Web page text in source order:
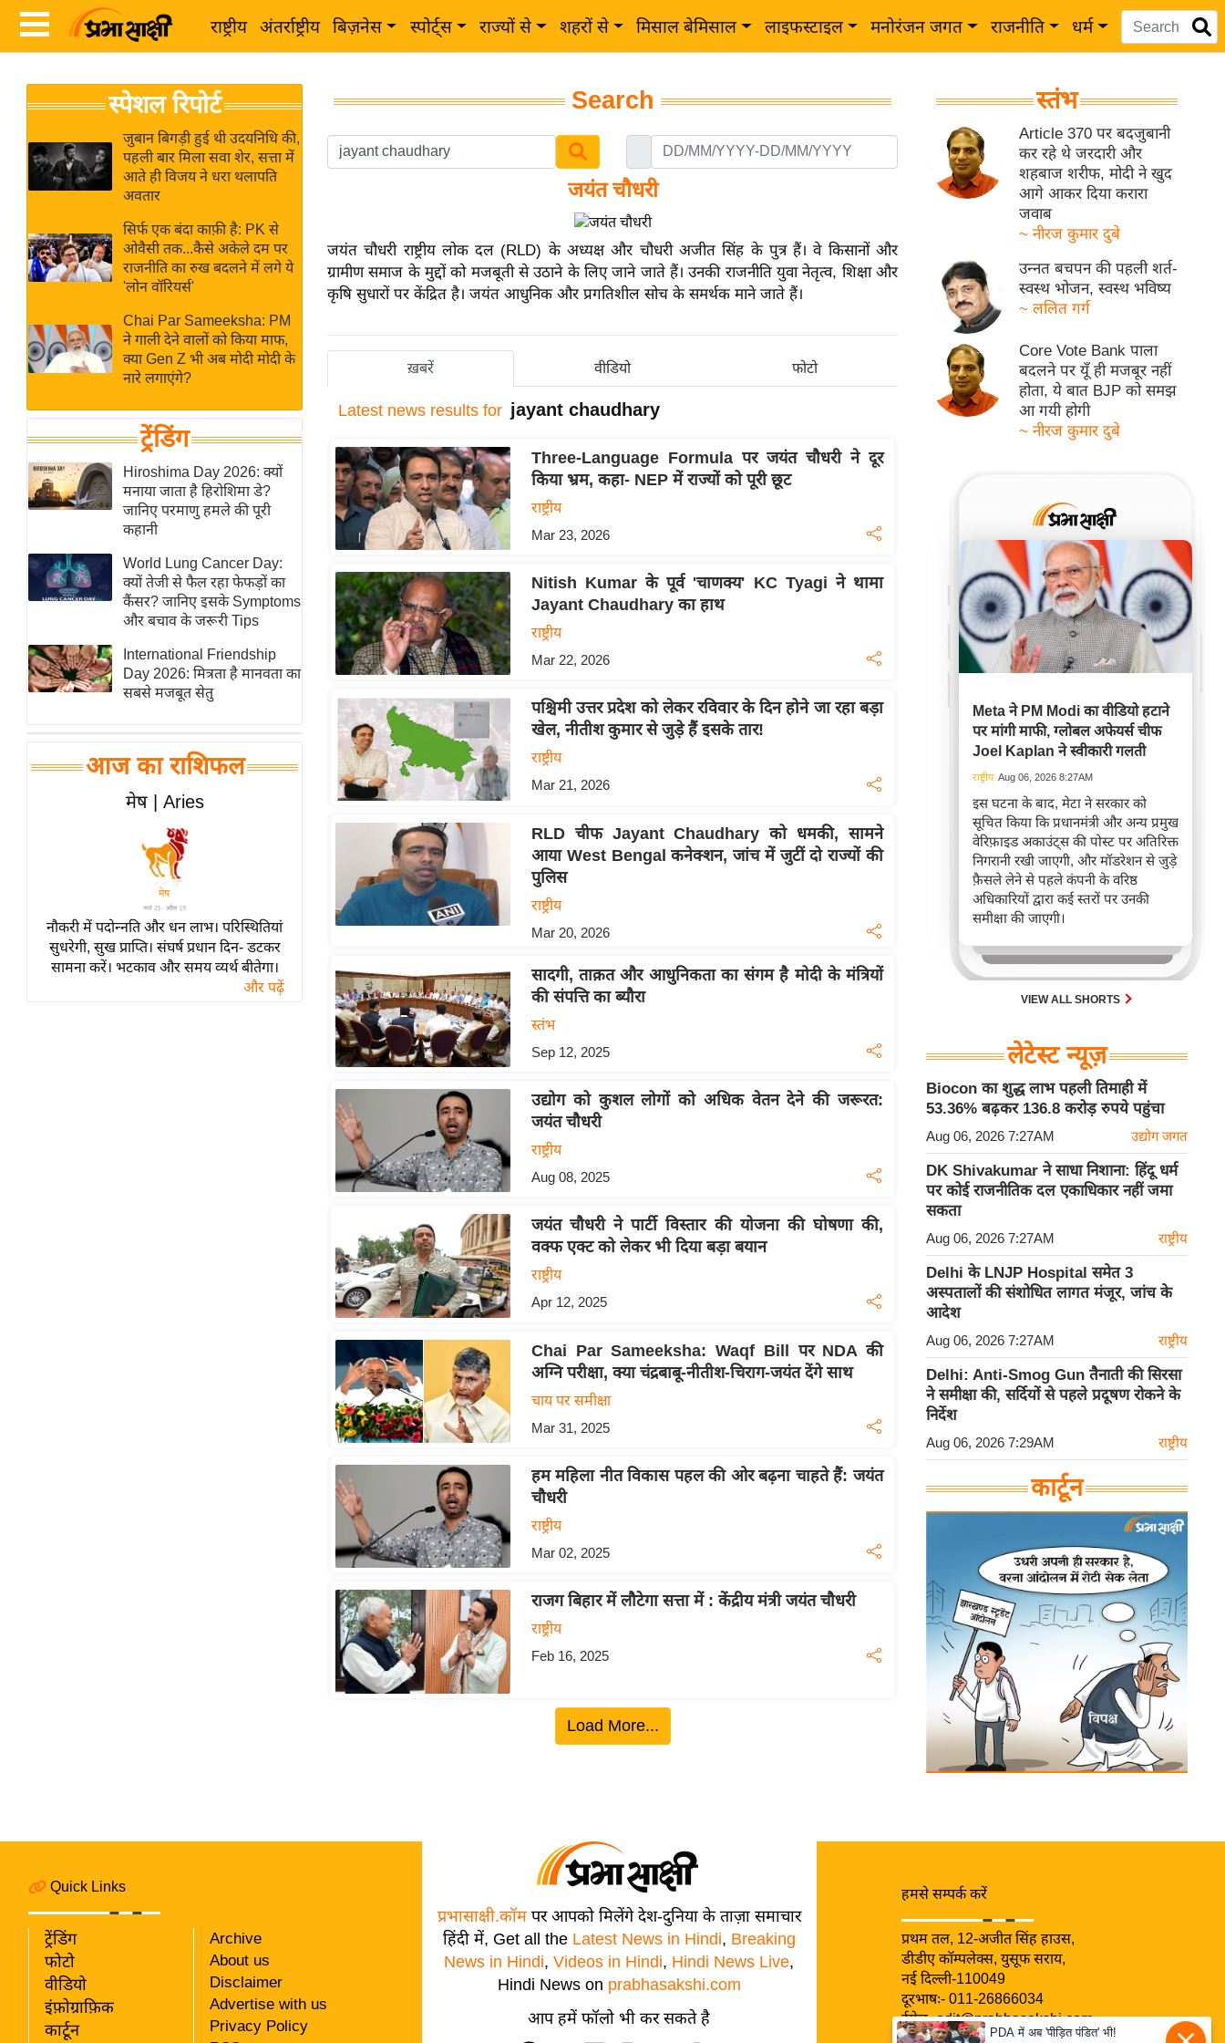
राष्ट्रीय अंतर्राष्ट्रीय बिज़नेस स्पोर्ट्स राज्यों से शहरों से मिसाल बेमिसाल लाइफस्टाइल मनोरंजन जगत राजनीति धर्म
News
Hindi
News
Live
News in
Hindi
Hindi
News
Hindi
ख
ब
अंतर्राष्ट्रीय
बिज़नेस
जगत
विशेषज्ञ
बजट
खेल
क्रिकेट
IPL
ई-पेपर
मिसाल बेमिसाल
यंग इंडिया
साहित्य जगत
न्यूज ब्रीफ
मनोरंजन जगत
बॉलीवुड
फिल्म समीक्षा
लाइफस्टाइल
टेक्नॉलॉजी
विधानसभा
चुनाव
फोटो
वीडियो
स्पेशल रिपोर्ट
जुबान बिगड़ी हुई थी उदयनिधि की,
पहली बार मिला सवा शेर, सत्ता में
आते ही विजय ने धरा थलापति
अवतार
सिर्फ एक बंदा काफ़ी है: PK से
ओवैसी तक...कैसे अकेले दम पर
राजनीति का रुख बदलने में लगे ये
'लोन वॉरियर्स'
Chai Par Sameeksha: PM
ने गाली देने वालों को किया माफ,
क्या Gen Z भी अब मोदी मोदी के
नारे लगाएंगे?
ट्रेंडिंग
Hiroshima Day 2026: क्यों
मनाया जाता है हिरोशिमा डे?
जानिए परमाणु हमले की पूरी
कहानी
World Lung Cancer Day:
क्यों तेजी से फैल रहा फेफड़ों का
कैंसर? जानिए इसके Symptoms
और बचाव के जरूरी Tips
International Friendship
Day 2026: मित्रता है मानवता का
सबसे मजबूत सेतु
आज का राशिफल
मेष | Aries
नौकरी में पदोन्नति और धन लाभ। परिस्थितियां
सुधरेगी, सुख प्राप्ति। संघर्ष प्रधान दिन- डटकर
सामना करें। भटकाव और समय व्यर्थ बीतेगा।
और पढ़ें
Search
जयंत चौधरी
जयंत चौधरी राष्ट्रीय लोक दल (RLD) के अध्यक्ष और चौधरी अजीत सिंह के पुत्र हैं। वे किसानों और
ग्रामीण समाज के मुद्दों को मजबूती से उठाने के लिए जाने जाते हैं। उनकी राजनीति युवा नेतृत्व, शिक्षा और
कृषि सुधारों पर केंद्रित है। जयंत आधुनिक और प्रगतिशील सोच के समर्थक माने जाते हैं।
ख़बरें वीडियो फोटो
Latest news results for jayant chaudhary
Three-Language Formula पर जयंत चौधरी ने दूर
किया भ्रम, कहा- NEP में राज्यों को पूरी छूट
राष्ट्रीय
Mar 23, 2026
Nitish Kumar के पूर्व 'चाणक्य' KC Tyagi ने थामा
Jayant Chaudhary का हाथ
राष्ट्रीय
Mar 22, 2026
पश्चिमी उत्तर प्रदेश को लेकर रविवार के दिन होने जा रहा बड़ा
खेल, नीतीश कुमार से जुड़े हैं इसके तार!
राष्ट्रीय
Mar 21, 2026
RLD चीफ Jayant Chaudhary को धमकी, सामने
आया West Bengal कनेक्शन, जांच में जुटीं दो राज्यों की
पुलिस
राष्ट्रीय
Mar 20, 2026
सादगी, ताक़त और आधुनिकता का संगम है मोदी के मंत्रियों
की संपत्ति का ब्यौरा
स्तंभ
Sep 12, 2025
उद्योग को कुशल लोगों को अधिक वेतन देने की जरूरत:
जयंत चौधरी
राष्ट्रीय
Aug 08, 2025
जयंत चौधरी ने पार्टी विस्तार की योजना की घोषणा की,
वक्फ एक्ट को लेकर भी दिया बड़ा बयान
राष्ट्रीय
Apr 12, 2025
Chai Par Sameeksha: Waqf Bill पर NDA की
अग्नि परीक्षा, क्या चंद्रबाबू-नीतीश-चिराग-जयंत देंगे साथ
चाय पर समीक्षा
Mar 31, 2025
हम महिला नीत विकास पहल की ओर बढ़ना चाहते हैं: जयंत
चौधरी
राष्ट्रीय
Mar 02, 2025
राजग बिहार में लौटेगा सत्ता में : केंद्रीय मंत्री जयंत चौधरी
राष्ट्रीय
Feb 16, 2025
Load More...
स्तंभ
Article 370 पर बदजुबानी
कर रहे थे जरदारी और
शहबाज शरीफ, मोदी ने खुद
आगे आकर दिया करारा
जवाब
~ नीरज कुमार दुबे
उन्नत बचपन की पहली शर्त-
स्वस्थ भोजन, स्वस्थ भविष्य
~ ललित गर्ग
Core Vote Bank पाला
बदलने पर यूँ ही मजबूर नहीं
होता, ये बात BJP को समझ
आ गयी होगी
~ नीरज कुमार दुबे
Meta ने PM Modi का वीडियो हटाने
पर मांगी माफी, ग्लोबल अफेयर्स चीफ
Joel Kaplan ने स्वीकारी गलती
राष्ट्रीय Aug 06, 2026 8:27AM
इस घटना के बाद, मेटा ने सरकार को
सूचित किया कि प्रधानमंत्री और अन्य प्रमुख
वेरिफ़ाइड अकाउंट्स की पोस्ट पर अतिरिक्त
निगरानी रखी जाएगी, और मॉडरेशन से जुड़े
फ़ैसले लेने से पहले कंपनी के वरिष्ठ
अधिकारियों द्वारा कई स्तरों पर उनकी
समीक्षा की जाएगी।
VIEW ALL SHORTS
लेटेस्ट न्यूज़
Biocon का शुद्ध लाभ पहली तिमाही में
53.36% बढ़कर 136.8 करोड़ रुपये पहुंचा
Aug 06, 2026 7:27AM उद्योग जगत
DK Shivakumar ने साधा निशाना: हिंदू धर्म
पर कोई राजनीतिक दल एकाधिकार नहीं जमा
सकता
Aug 06, 2026 7:27AM राष्ट्रीय
Delhi के LNJP Hospital समेत 3
अस्पतालों की संशोधित लागत मंजूर, जांच के
आदेश
Aug 06, 2026 7:27AM राष्ट्रीय
Delhi: Anti-Smog Gun तैनाती की सिरसा
ने समीक्षा की, सर्दियों से पहले प्रदूषण रोकने के
निर्देश
Aug 06, 2026 7:29AM राष्ट्रीय
कार्टून
Quick Links
ट्रेंडिंग
फोटो
वीडियो
इंफ़ोग्राफ़िक
कार्टून
Archive
About us
Disclaimer
Advertise with us
Privacy Policy
प्रभासाक्षी.कॉमपर आपको मिलेंगे देश-दुनिया के ताज़ा समाचार
हिंदी में, Get all the Latest News in Hindi, Breaking
News in Hindi,Videos in Hindi, Hindi News Live,
Hindi News on prabhasakshi.com
आप हमें फॉलो भी कर सकते है
हमसे सम्पर्क करें
प्रथम तल, 12-अजीत सिंह हाउस,
डीडीए कॉम्पलेक्स, युसूफ सराय,
नई दिल्ली-110049
दूरभाषः- 011-26866034
ईमेल-edit@prabhasakshi.com
Contact EditorPDA में अब 'पीड़ित पंडित' भी!